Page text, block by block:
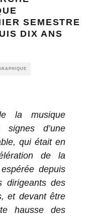
SEMESTRE
DIX ANS
la musique
signes d’une
qui était en
de la
depuis
dirigeants des
et devant être
hausse des